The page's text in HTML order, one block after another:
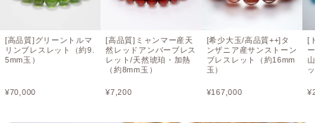
[高品質]グリーントルマ
リンブレスレット（約9.
5mm玉）
¥70,000
[高品質]ミャンマー産天
然レッドアンバーブレス
レット/天然琥珀・加熱
（約8mm玉）
¥7,200
[希少大玉/高品質++]タ
ンザニア産サンストーン
ブレスレット（約16mm
玉）
¥167,000
[
¥